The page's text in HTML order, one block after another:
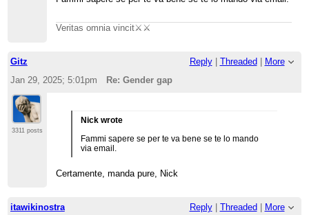
Veritas omnia vincit⚔️⚔️
Gitz Reply| Threaded | More
Jan 29, 2025; 5:01pm
Re: Gender gap
3311 posts
Nick wrote
Fammi sapere se per te va bene se te lo mando
via email.
Certamente, manda pure, Nick
itawikinostra Reply| Threaded | More